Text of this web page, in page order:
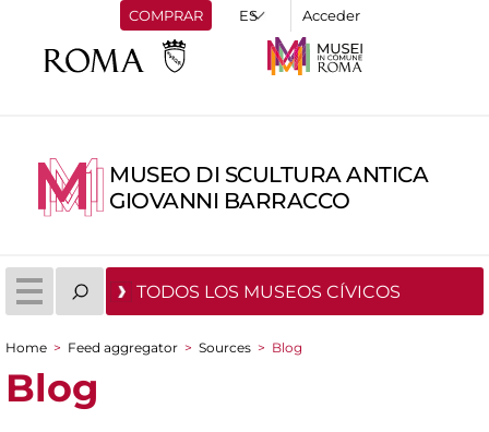
COMPRAR Acceder
MUSEO DI SCULTURA ANTICA
GIOVANNI BARRACCO
TODOS LOS MUSEOS CÍVICOS
You are here
Home > Feed aggregator > Sources > Blog
Blog